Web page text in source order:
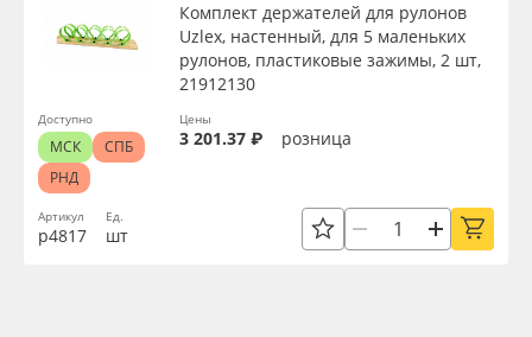
Артикул
р4817
Комплект держателей для рулонов
Uzlex, настенный, для 5 маленьких
рулонов, пластиковые зажимы, 2 шт,
21912130
Ед.
шт
Цены
3 201.37 ₽ розница
Доступно
МСК
СПБ
РНД